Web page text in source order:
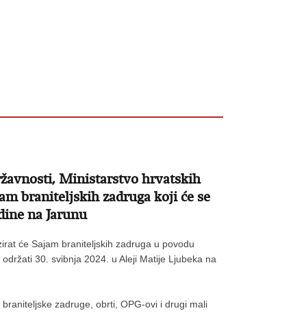
Ministarstvo hrvatskih
braniteljskih zadruga koji će se
na Jarunu
će Sajam braniteljskih zadruga u povodu
30. svibnja 2024. u Aleji Matije Ljubeka na
zadruge, obrti, OPG-ovi i drugi mali